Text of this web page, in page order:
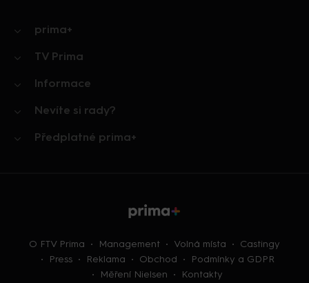
prima+
TV Prima
Informace
Nevíte si rady?
Předplatné prima+
O FTV Prima Management Volná místa
Castingy
Press
Reklama Obchod
Podmínky a GDPR
Měření Nielsen
Kontakty